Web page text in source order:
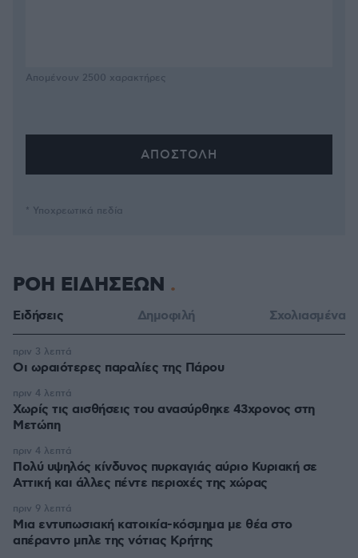
Απομένουν 2500 χαρακτήρες
* Υποχρεωτικά πεδία
ΡΟΗ ΕΙΔΗΣΕΩΝ
Ειδήσεις Δημοφιλή Σχολιασμένα
Οι ωραιότερες παραλίες της Πάρου
πριν 3 λεπτά
Χωρίς τις αισθήσεις του ανασύρθηκε 43χρονος στη
Μετώπη
πριν 4 λεπτά
Πολύ υψηλός κίνδυνος πυρκαγιάς αύριο Κυριακή σε
Αττική και άλλες πέντε περιοχές της χώρας
πριν 4 λεπτά
Μια εντυπωσιακή κατοικία-κόσμημα με θέα στο
απέραντο μπλε της νότιας Κρήτης
πριν 9 λεπτά